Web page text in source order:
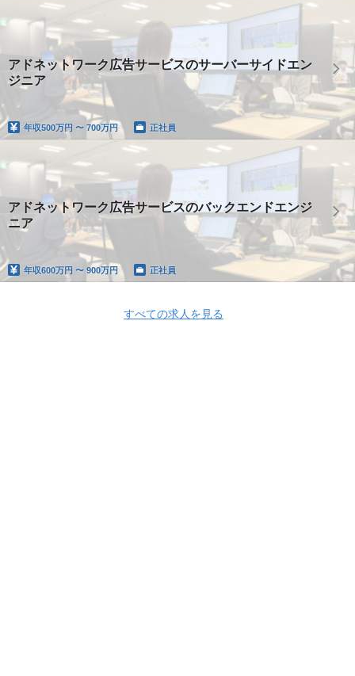
アドネットワーク広告サービスのサーバーサイドエン
ジニア
年収500万円 〜 700万円 正社員
アドネットワーク広告サービスのバックエンドエンジ
ニア
年収600万円 〜 900万円 正社員
すべての求人を見る